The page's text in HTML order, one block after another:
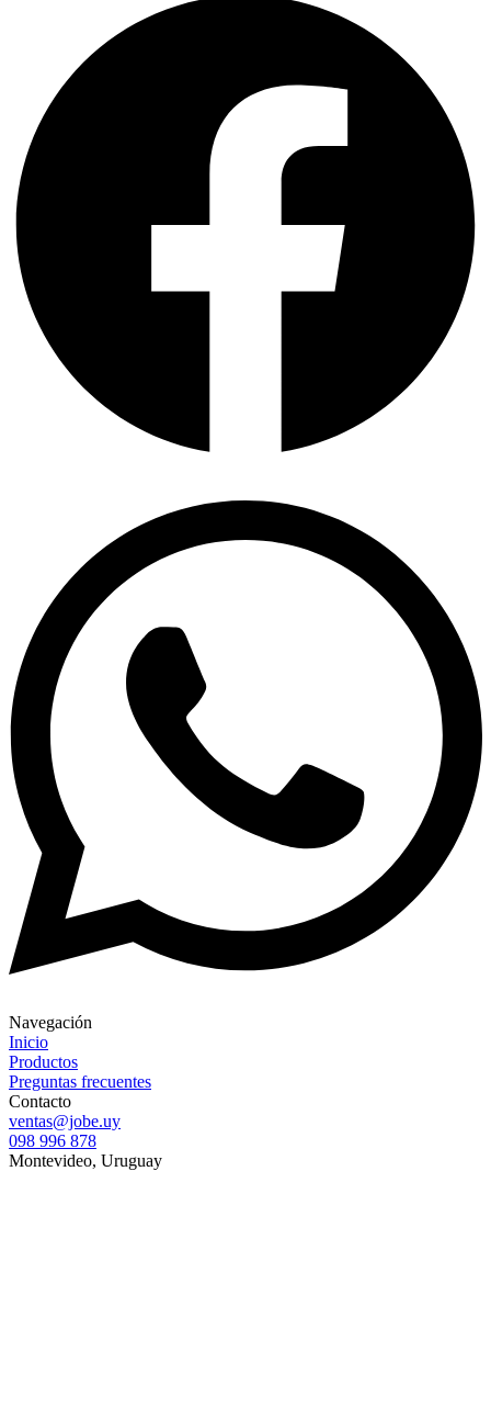
Navegación
Inicio
Productos
Preguntas frecuentes
Contacto
ventas@jobe.uy
098 996 878
Montevideo, Uruguay